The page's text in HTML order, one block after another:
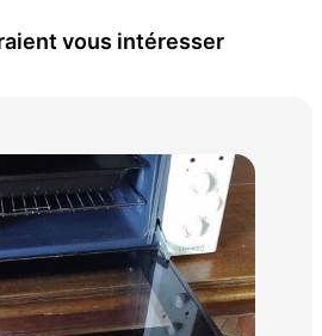
vous intéresser